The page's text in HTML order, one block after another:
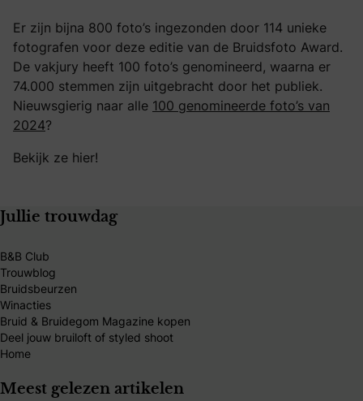
Er zijn bijna 800 foto’s ingezonden door 114 unieke
fotografen voor deze editie van de Bruidsfoto Award.
De vakjury heeft 100 foto’s genomineerd, waarna er
74.000 stemmen zijn uitgebracht door het publiek.
Nieuwsgierig naar alle 100 genomineerde foto’s van
2024?
Bekijk ze hier!
Jullie trouwdag
B&B Club
Trouwblog
Bruidsbeurzen
Winacties
Bruid & Bruidegom Magazine kopen
Deel jouw bruiloft of styled shoot
Home
Meest gelezen artikelen